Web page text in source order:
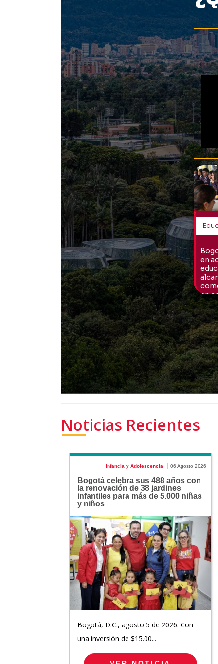
Noticias Recientes
Infancia y Adolescencia 06 Agosto 2026
Bogotá celebra sus 488 años con
la renovación de 38 jardines
infantiles para más de 5.000 niñas
y niños
Bogotá, D.C., agosto 5 de 2026. Con
una inversión de $15.00...